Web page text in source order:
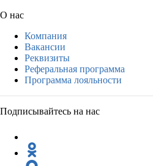
О нас
Компания
Вакансии
Реквизиты
Реферальная программа
Программа лояльности
Подписывайтесь на нас